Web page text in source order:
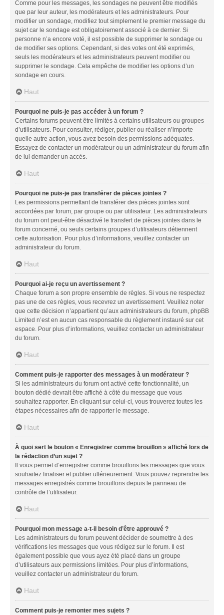
Comme pour les messages, les sondages ne peuvent être modifiés
que par leur auteur, les modérateurs et les administrateurs. Pour
modifier un sondage, modifiez tout simplement le premier message du
sujet car le sondage est obligatoirement associé à ce dernier. Si
personne n’a encore voté, il est possible de supprimer le sondage ou
de modifier ses options. Cependant, si des votes ont été exprimés,
seuls les modérateurs et les administrateurs peuvent modifier ou
supprimer le sondage. Cela empêche de modifier les options d’un
sondage en cours.
Haut
Pourquoi ne puis-je pas accéder à un forum ?
Certains forums peuvent être limités à certains utilisateurs ou groupes
d’utilisateurs. Pour consulter, rédiger, publier ou réaliser n’importe
quelle autre action, vous avez besoin des permissions adéquates.
Essayez de contacter un modérateur ou un administrateur du forum afin
de lui demander un accès.
Haut
Pourquoi ne puis-je pas transférer de pièces jointes ?
Les permissions permettant de transférer des pièces jointes sont
accordées par forum, par groupe ou par utilisateur. Les administrateurs
du forum ont peut-être désactivé le transfert de pièces jointes dans le
forum concerné, ou seuls certains groupes d’utilisateurs détiennent
cette autorisation. Pour plus d’informations, veuillez contacter un
administrateur du forum.
Haut
Pourquoi ai-je reçu un avertissement ?
Chaque forum a son propre ensemble de règles. Si vous ne respectez
pas une de ces règles, vous recevrez un avertissement. Veuillez noter
que cette décision n’appartient qu’aux administrateurs du forum, phpBB
Limited n’est en aucun cas responsable du règlement instauré sur cet
espace. Pour plus d’informations, veuillez contacter un administrateur
du forum.
Haut
Comment puis-je rapporter des messages à un modérateur ?
Si les administrateurs du forum ont activé cette fonctionnalité, un
bouton dédié devrait être affiché à côté du message que vous
souhaitez rapporter. En cliquant sur celui-ci, vous trouverez toutes les
étapes nécessaires afin de rapporter le message.
Haut
À quoi sert le bouton « Enregistrer comme brouillon » affiché lors de
la rédaction d’un sujet ?
Il vous permet d’enregistrer comme brouillons les messages que vous
souhaitez finaliser et publier ultérieurement. Vous pouvez reprendre les
messages enregistrés comme brouillons depuis le panneau de
contrôle de l’utilisateur.
Haut
Pourquoi mon message a-t-il besoin d’être approuvé ?
Les administrateurs du forum peuvent décider de soumettre à des
vérifications les messages que vous rédigez sur le forum. Il est
également possible que vous ayez été placé dans un groupe
d’utilisateurs aux permissions limitées. Pour plus d’informations,
veuillez contacter un administrateur du forum.
Haut
Comment puis-je remonter mes sujets ?